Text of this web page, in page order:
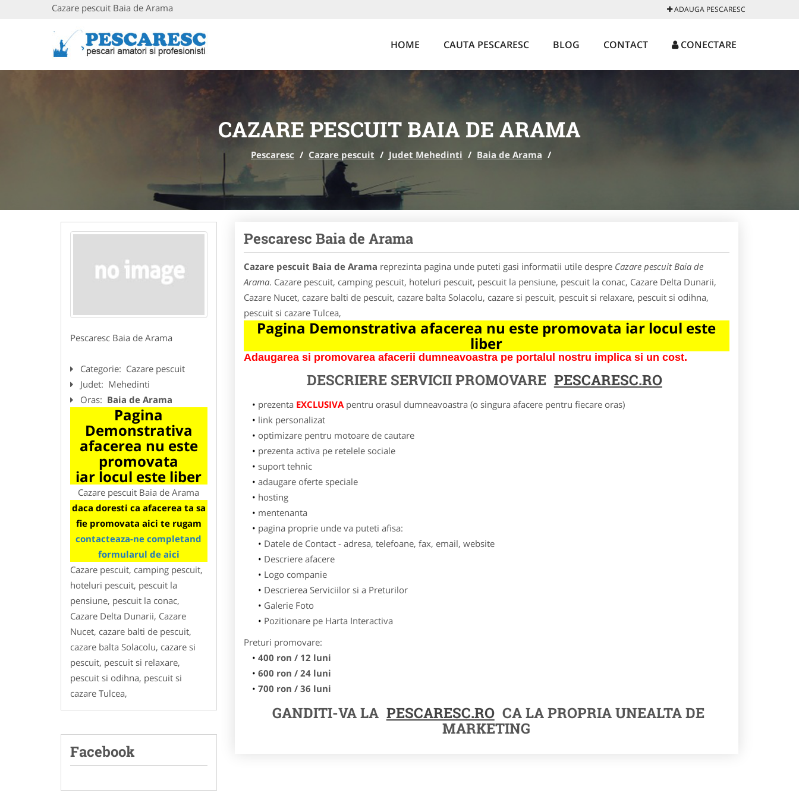
Cazare pescuit Baia de Arama ADAUGA PESCARESC
HOME CAUTA PESCARESC BLOG CONTACT CONECTARE
CAZARE PESCUIT BAIA DE ARAMA
Pescaresc / Cazare pescuit / Judet Mehedinti / Baia de Arama /
Pescaresc Baia de Arama
Categorie: Cazare pescuit
Judet: Mehedinti
Oras: Baia de Arama
Pagina
Demonstrativa
afacerea nu este
promovata
iar locul este liber
Cazare pescuit Baia de Arama
daca doresti ca afacerea ta sa
fie promovata aici te rugam
contacteaza-ne completand
formularul de aici
Cazare pescuit, camping pescuit,
hoteluri pescuit, pescuit la
pensiune, pescuit la conac,
Cazare Delta Dunarii, Cazare
Nucet, cazare balti de pescuit,
cazare balta Solacolu, cazare si
pescuit, pescuit si relaxare,
pescuit si odihna, pescuit si
cazare Tulcea,
Facebook
Pescaresc Baia de Arama
Cazare pescuit Baia de Arama reprezinta pagina unde puteti gasi informatii utile despre Cazare pescuit Baia de
Arama. Cazare pescuit, camping pescuit, hoteluri pescuit, pescuit la pensiune, pescuit la conac, Cazare Delta Dunarii,
Cazare Nucet, cazare balti de pescuit, cazare balta Solacolu, cazare si pescuit, pescuit si relaxare, pescuit si odihna,
pescuit si cazare Tulcea,
Pagina Demonstrativa afacerea nu este promovata iar locul este
liber
Adaugarea si promovarea afacerii dumneavoastra pe portalul nostru implica si un cost.
DESCRIERE SERVICII PROMOVARE PESCARESC.RO
prezenta EXCLUSIVApentru orasul dumneavoastra (o singura afacere pentru fiecare oras)
link personalizat
optimizare pentru motoare de cautare
prezenta activa pe retelele sociale
suport tehnic
adaugare oferte speciale
hosting
mentenanta
pagina proprie unde va puteti afisa:
Datele de Contact - adresa, telefoane, fax, email, website
Descriere afacere
Logo companie
Descrierea Serviciilor si a Preturilor
Galerie Foto
Pozitionare pe Harta Interactiva
Preturi promovare:
400 ron / 12 luni
600 ron / 24 luni
700 ron / 36 luni
GANDITI-VA LA PESCARESC.RO CA LA PROPRIA UNEALTA DE
MARKETING